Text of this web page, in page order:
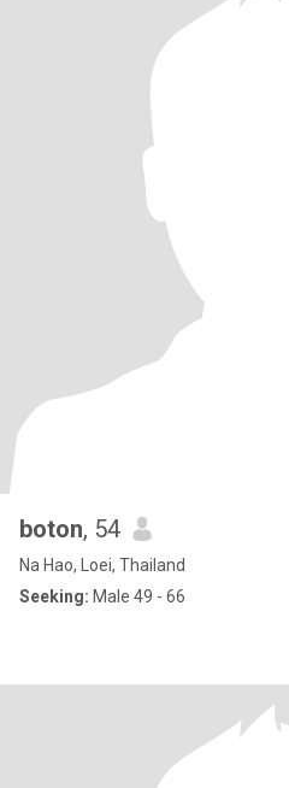
boton, 54
Na Hao, Loei, Thailand
Seeking: Male 49 - 66